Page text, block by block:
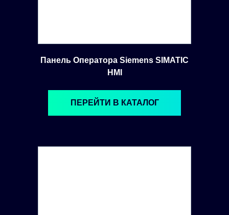
Панель Оператора Siemens SIMATIC
HMI
ПЕРЕЙТИ В КАТАЛОГ